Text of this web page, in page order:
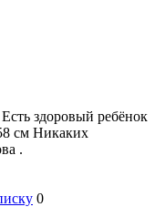
здоровый ребёнок
см Никаких
.
0